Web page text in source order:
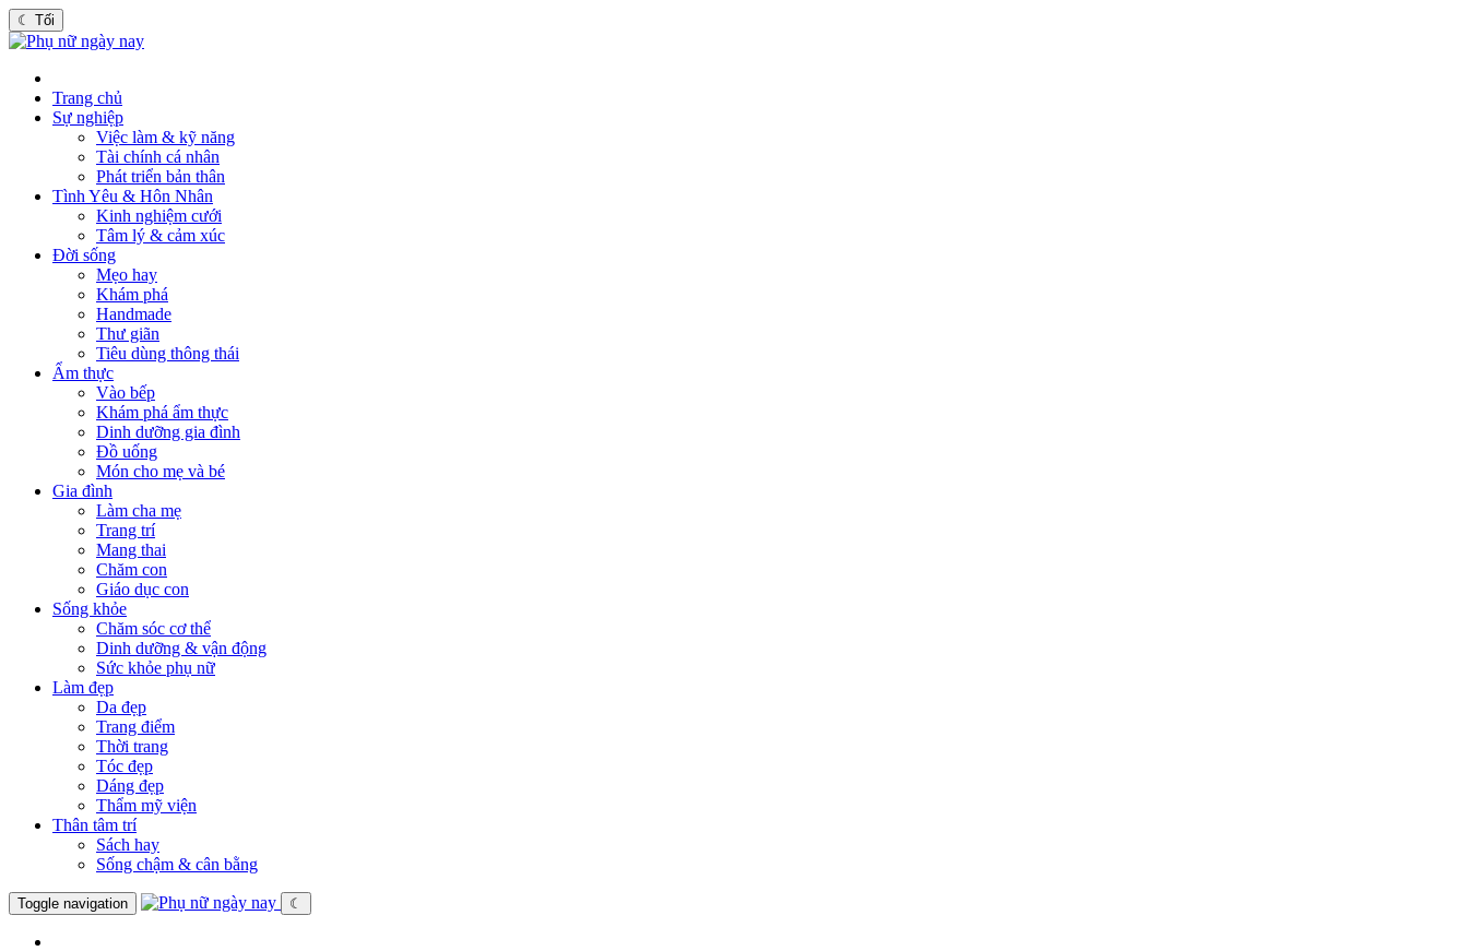
☾ Tối
Trang chủ
Sự nghiệp
Việc làm & kỹ năng
Tài chính cá nhân
Phát triển bản thân
Tình Yêu & Hôn Nhân
Kinh nghiệm cưới
Tâm lý & cảm xúc
Đời sống
Mẹo hay
Khám phá
Handmade
Thư giãn
Tiêu dùng thông thái
Ẩm thực
Vào bếp
Khám phá ẩm thực
Dinh dưỡng gia đình
Đồ uống
Món cho mẹ và bé
Gia đình
Làm cha mẹ
Trang trí
Mang thai
Chăm con
Giáo dục con
Sống khỏe
Chăm sóc cơ thể
Dinh dưỡng & vận động
Sức khỏe phụ nữ
Làm đẹp
Da đẹp
Trang điểm
Thời trang
Tóc đẹp
Dáng đẹp
Thẩm mỹ viện
Thân tâm trí
Sách hay
Sống chậm & cân bằng
Toggle navigation ☾